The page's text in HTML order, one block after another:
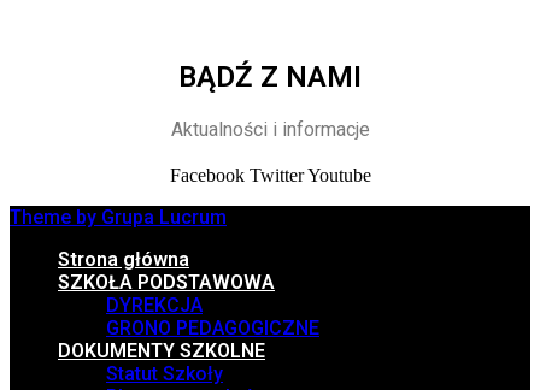
BĄDŹ Z NAMI
Aktualności i informacje
Facebook Twitter Youtube
Theme by Grupa Lucrum
Strona główna
SZKOŁA PODSTAWOWA
DYREKCJA
GRONO PEDAGOGICZNE
DOKUMENTY SZKOLNE
Statut Szkoły